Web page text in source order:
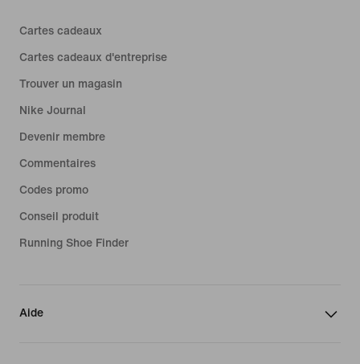
Cartes cadeaux
Cartes cadeaux d'entreprise
Trouver un magasin
Nike Journal
Devenir membre
Commentaires
Codes promo
Conseil produit
Running Shoe Finder
Aide